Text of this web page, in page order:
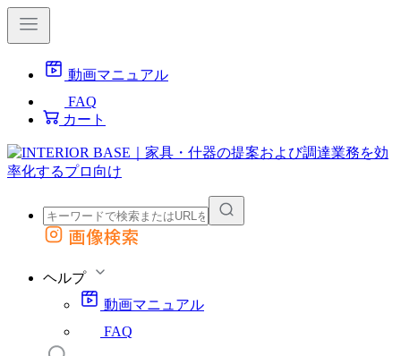
動画マニュアル
FAQ
カート
外部サイトの商品をカートに追加
画像検索
ヘルプ
動画マニュアル
FAQ